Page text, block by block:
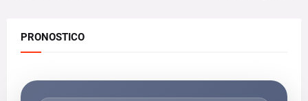
PRONOSTICO